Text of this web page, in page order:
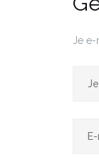
Je